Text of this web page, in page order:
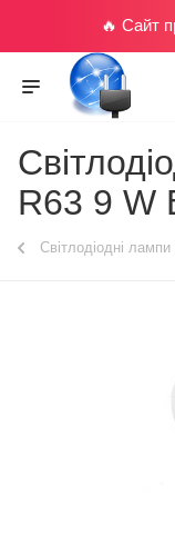
🔥 Сайт
R63 9 W
Світлодіодні